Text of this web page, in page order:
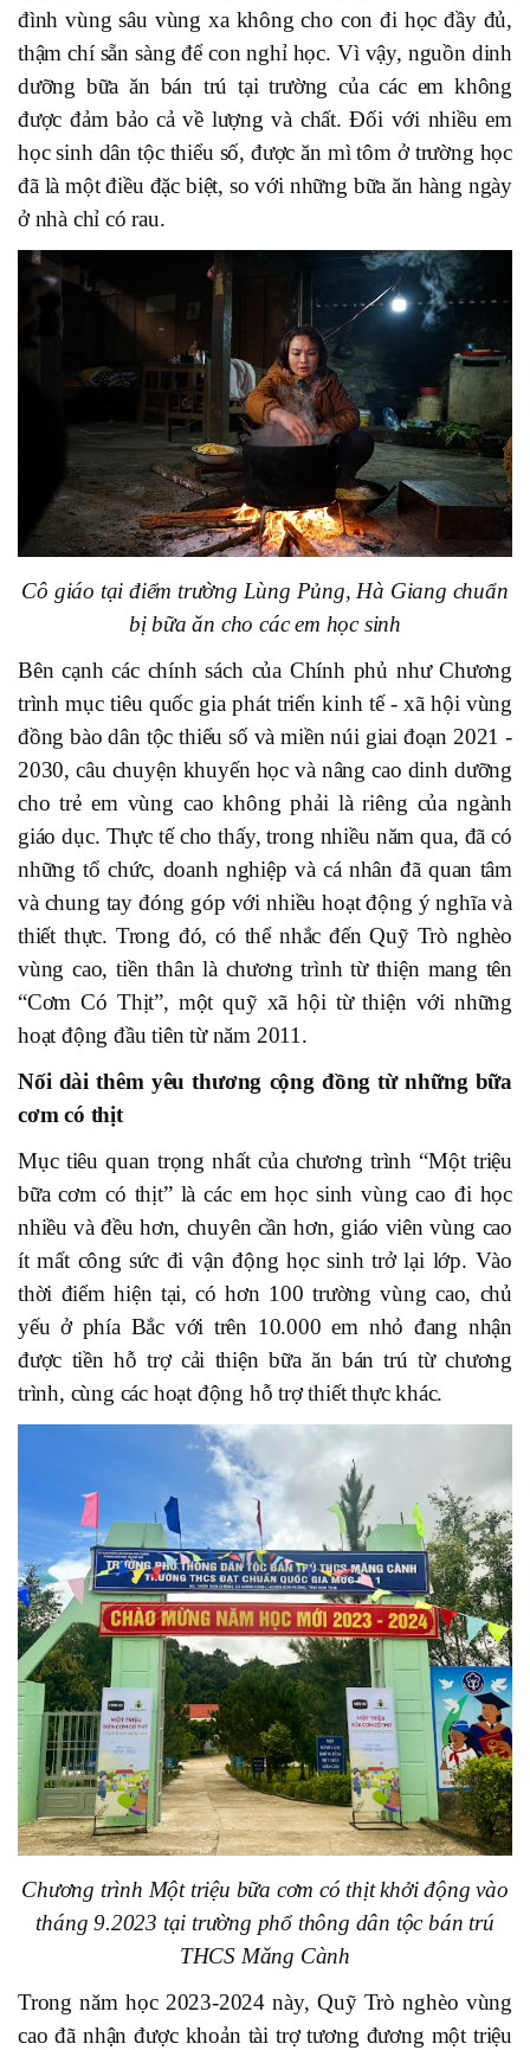
đình vùng sâu vùng xa không cho con đi học đầy đủ,
thậm chí sẵn sàng để con nghỉ học. Vì vậy, nguồn dinh
dưỡng bữa ăn bán trú tại trường của các em không
được đảm bảo cả về lượng và chất. Đối với nhiều em
học sinh dân tộc thiểu số, được ăn mì tôm ở trường học
đã là một điều đặc biệt, so với những bữa ăn hàng ngày
ở nhà chỉ có rau.
Cô giáo tại điểm trường Lùng Pủng, Hà Giang chuẩn
bị bữa ăn cho các em học sinh
Bên cạnh các chính sách của Chính phủ như Chương
trình mục tiêu quốc gia phát triển kinh tế - xã hội vùng
đồng bào dân tộc thiểu số và miền núi giai đoạn 2021 -
2030, câu chuyện khuyến học và nâng cao dinh dưỡng
cho trẻ em vùng cao không phải là riêng của ngành
giáo dục. Thực tế cho thấy, trong nhiều năm qua, đã có
những tổ chức, doanh nghiệp và cá nhân đã quan tâm
và chung tay đóng góp với nhiều hoạt động ý nghĩa và
thiết thực. Trong đó, có thể nhắc đến Quỹ Trò nghèo
vùng cao, tiền thân là chương trình từ thiện mang tên
“Cơm Có Thịt”, một quỹ xã hội từ thiện với những
hoạt động đầu tiên từ năm 2011.
Nối dài thêm yêu thương cộng đồng từ những bữa
cơm có thịt
Mục tiêu quan trọng nhất của chương trình “Một triệu
bữa cơm có thịt” là các em học sinh vùng cao đi học
nhiều và đều hơn, chuyên cần hơn, giáo viên vùng cao
ít mất công sức đi vận động học sinh trở lại lớp. Vào
thời điểm hiện tại, có hơn 100 trường vùng cao, chủ
yếu ở phía Bắc với trên 10.000 em nhỏ đang nhận
được tiền hỗ trợ cải thiện bữa ăn bán trú từ chương
trình, cùng các hoạt động hỗ trợ thiết thực khác.
Chương trình Một triệu bữa cơm có thịt khởi động vào
tháng 9.2023 tại trường phổ thông dân tộc bán trú
THCS Măng Cành
Trong năm học 2023-2024 này, Quỹ Trò nghèo vùng
cao đã nhận được khoản tài trợ tương đương một triệu